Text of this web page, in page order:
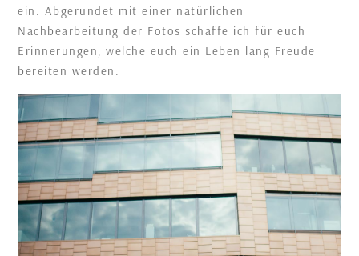
ein. Abgerundet mit einer natürlichen
Nachbearbeitung der Fotos schaffe ich für euch
Erinnerungen, welche euch ein Leben lang Freude
bereiten werden.